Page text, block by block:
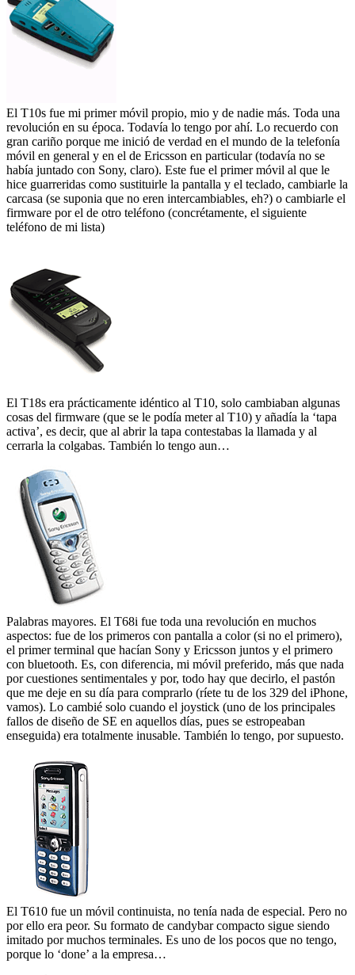
El T10s fue mi primer móvil propio, mio y de nadie más. Toda una
revolución en su época. Todavía lo tengo por ahí. Lo recuerdo con
gran cariño porque me inició de verdad en el mundo de la telefonía
móvil en general y en el de Ericsson en particular (todavía no se
había juntado con Sony, claro). Este fue el primer móvil al que le
hice guarreridas como sustituirle la pantalla y el teclado, cambiarle la
carcasa (se suponia que no eren intercambiables, eh?) o cambiarle el
firmware por el de otro teléfono (concrétamente, el siguiente
teléfono de mi lista)
El T18s era prácticamente idéntico al T10, solo cambiaban algunas
cosas del firmware (que se le podía meter al T10) y añadía la ‘tapa
activa’, es decir, que al abrir la tapa contestabas la llamada y al
cerrarla la colgabas. También lo tengo aun…
Palabras mayores. El T68i fue toda una revolución en muchos
aspectos: fue de los primeros con pantalla a color (si no el primero),
el primer terminal que hacían Sony y Ericsson juntos y el primero
con bluetooth. Es, con diferencia, mi móvil preferido, más que nada
por cuestiones sentimentales y por, todo hay que decirlo, el pastón
que me deje en su día para comprarlo (ríete tu de los 329 del iPhone,
vamos). Lo cambié solo cuando el joystick (uno de los principales
fallos de diseño de SE en aquellos días, pues se estropeaban
enseguida) era totalmente inusable. También lo tengo, por supuesto.
El T610 fue un móvil continuista, no tenía nada de especial. Pero no
por ello era peor. Su formato de candybar compacto sigue siendo
imitado por muchos terminales. Es uno de los pocos que no tengo,
porque lo ‘done’ a la empresa…